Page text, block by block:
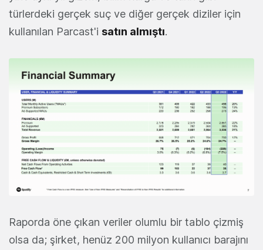
türlerdeki gerçek suç ve diğer gerçek diziler için
kullanılan Parcast'i satın almıştı.
Raporda öne çıkan veriler olumlu bir tablo çizmiş
olsa da; şirket, henüz 200 milyon kullanıcı barajını